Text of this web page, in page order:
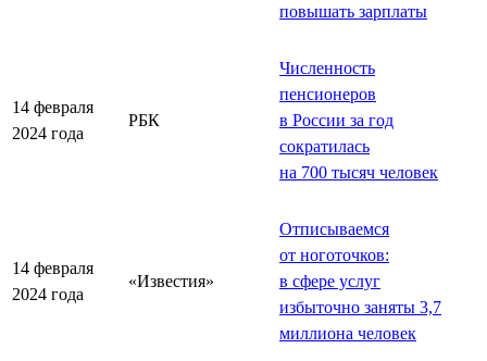
повышать зарплаты
14 февраля
2024 года
РБК
Численность
пенсионеров
в России за год
сократилась
на 700 тысяч человек
14 февраля
2024 года
«Известия»
Отписываемся
от ноготочков:
в сфере услуг
избыточно заняты 3,7
миллиона человек